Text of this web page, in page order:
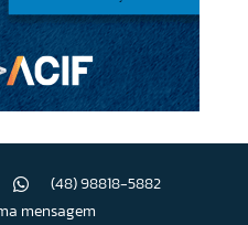
(48) 98818-5882
mensagem